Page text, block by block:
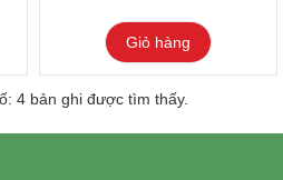
Giỏ hàng
4 bản ghi được tìm thấy.